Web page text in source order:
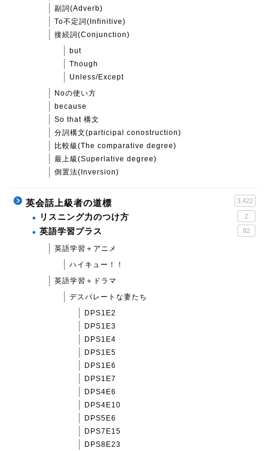
副詞(Adverb)
To不定詞(Infinitive)
接続詞(Conjunction)
but
Though
Unless/Except
Noの使い方
because
So that 構文
分詞構文(participal conostruction)
比較級(The comparative degree)
最上級(Superlative degree)
倒置法(Inversion)
英会話上級者の道標 3,422
リスニング力のつけ方 2
英語学習プラス 82
英語学習＋アニメ
ハイキュー！！
英語学習＋ドラマ
デスパレートな妻たち
DPS1E2
DPS1E3
DPS1E4
DPS1E5
DPS1E6
DPS1E7
DPS4E6
DPS4E10
DPS5E6
DPS7E15
DPS8E23